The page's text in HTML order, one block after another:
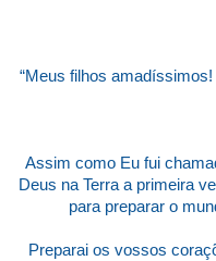
“Meus filhos
Assim como Eu fui
Deus na Terra a primeira
para preparar o
Preparai os vossos